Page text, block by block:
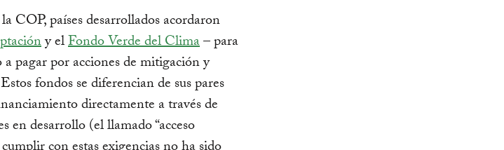
COP, países desarrollados acordaron
y elFondo Verde del Clima– para
pagar por acciones de mitigación y
fondos se diferencian de sus pares
directamente a través de
en desarrollo (el llamado “acceso